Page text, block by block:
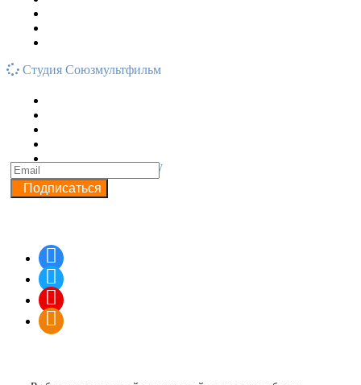
Студия Союзмультфильм
Подписывайся на рассылку
Подписаться